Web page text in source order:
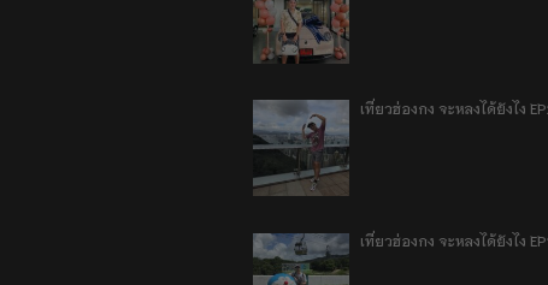
เที่ยวฮ่องกง จะหลงได้ยังไง
เที่ยวฮ่องกง จะหลงได้ยังไง